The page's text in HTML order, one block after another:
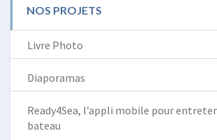
NOS PROJETS
Livre Photo
Diaporamas
Ready4Sea, l’appli mobile pour
bateau